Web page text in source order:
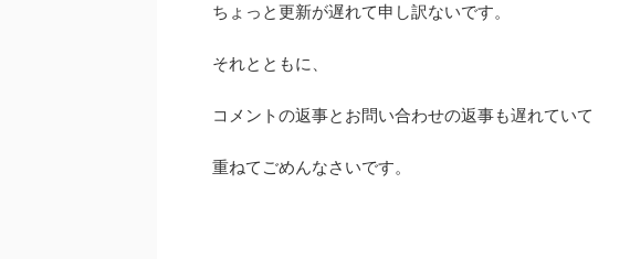
ちょっと更新が遅れて申し訳ないです。
それとともに、
コメントの返事とお問い合わせの返事も遅れていて
重ねてごめんなさいです。